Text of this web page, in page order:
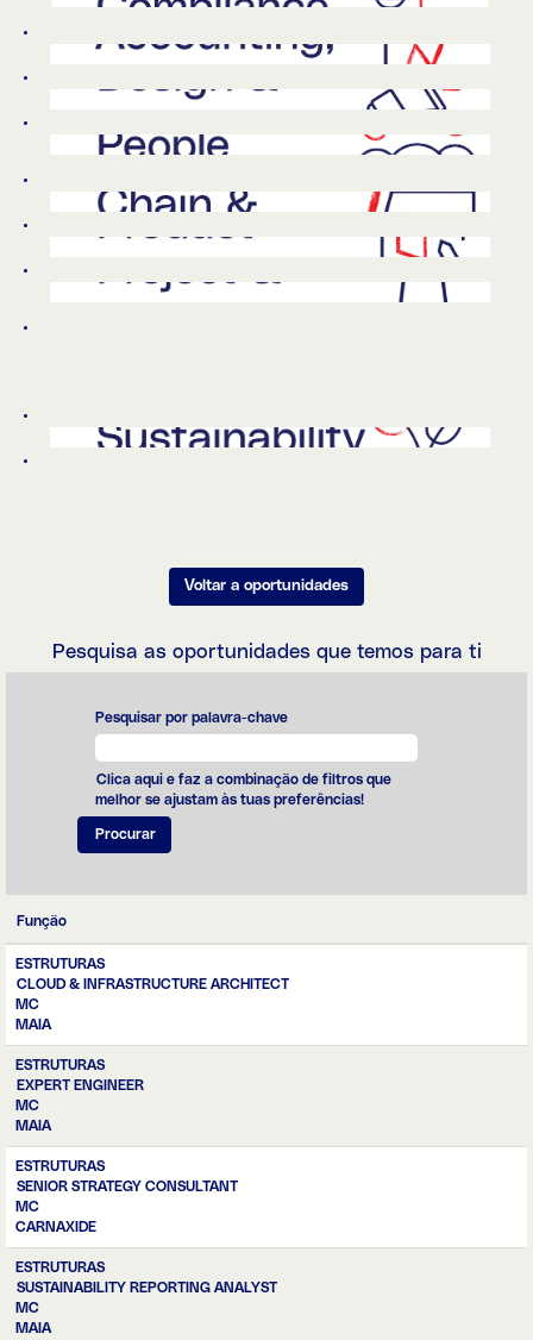
modernos,
espírito de
todos e para
todos.
Voltar a oportunidades
Pesquisa as oportunidades que temos para ti
Pesquisar por palavra-chave
Clica aqui e faz a combinação de filtros que
melhor se ajustam às tuas preferências!
Função
ESTRUTURAS
CLOUD & INFRASTRUCTURE ARCHITECT
MC
MAIA
ESTRUTURAS
EXPERT ENGINEER
MC
MAIA
ESTRUTURAS
SENIOR STRATEGY CONSULTANT
MC
CARNAXIDE
ESTRUTURAS
SUSTAINABILITY REPORTING ANALYST
MC
MAIA